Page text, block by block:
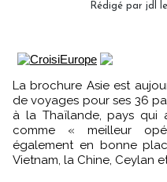
Rédigé par jdl
La brochure Asie est aujourd’hui reconnue par les agents
de voyages pour ses 36
à la Thaïlande, pays qui
comme « meilleur
également en bonne
Vietnam, la Chine, Ceylan